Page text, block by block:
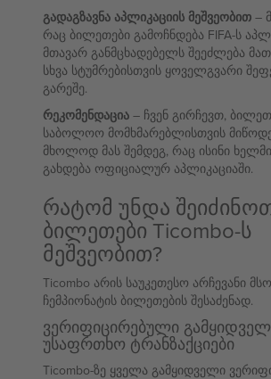
გადაგზავნა აპლიკაციის მეშვეობით –
რაც ბილეთები გამოჩნდება FIFA-ს
მთავარ განმცხადებელს შეეძლება
სხვა სტუმრებისთვის ყოველგვარი
გარეშე.
რეკომენდაცია – ჩვენ გირჩევთ,
საბოლოო მომხმარებლისთვის
მხოლოდ მას შემდეგ, რაც ისინი
გახდება ოფიციალურ აპლიკაციაში.
რატომ უნდა
ბილეთები Ticombo-ს
მეშვეობით?
Ticombo არის საუკეთესო არჩევანი
ჩემპიონატის ბილეთების შესაძენად.
ვერიფიცირებული
უსაფრთხო ტრანზაქციები
Ticombo-ზე ყველა გამყიდველი